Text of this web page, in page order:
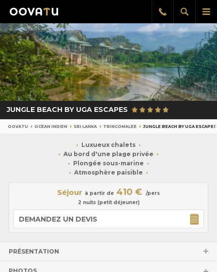
le
Afficher
la
Rappel
gratuit
JUNGLE BEACH BY UGA ESCAPES
OOVATU OCÉAN INDIEN SRI LANKA TRINCOMALEE JUNGLE BEACH BY UGA ESCAPES
Luxueux chalets
Au bord d'une plage privée
Plongée sous-marine
Atmosphère paisible
Séjour à partir de 410 €
/pers
2 nuits (petit déjeuner)
DEMANDEZ UN DEVIS
PRÉSENTATION